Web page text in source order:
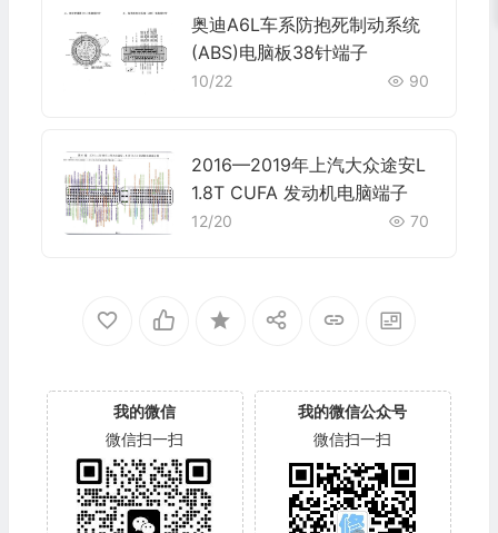
奥迪A6L车系防抱死制动系统
(ABS)电脑板38针端子
10/22 90
2016—2019年上汽大众途安L
1.8T CUFA 发动机电脑端子
12/20 70
我的微信
微信扫一扫
我的微信公众号
微信扫一扫